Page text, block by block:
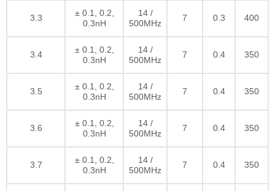
3.3
± 0.1, 0.2,
0.3nH
14 /
500MHz
7 0.3 400
3.4
± 0.1, 0.2,
0.3nH
14 /
500MHz
7 0.4 350
3.5
± 0.1, 0.2,
0.3nH
14 /
500MHz
7 0.4 350
3.6
± 0.1, 0.2,
0.3nH
14 /
500MHz
7 0.4 350
3.7
± 0.1, 0.2,
0.3nH
14 /
500MHz
7 0.4 350